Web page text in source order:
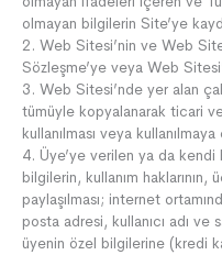
olmayan bilgilerin Site’ye
2. Web Sitesi’nin ve Web
Sözleşme’ye veya Web
3. Web Sitesi’nde yer alan
tümüyle kopyalanarak ticari
kullanılması veya kullanılmaya
4. Üye’ye verilen ya da kendi
bilgilerin, kullanım
paylaşılması; internet
posta adresi, kullanıcı adı ve
üyenin özel bilgilerine (kredi